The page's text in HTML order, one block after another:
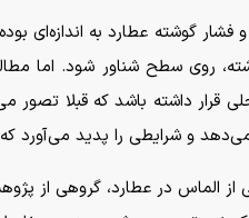
گوشته عطارد به اندازه‌ای
از محلی قرار داشته باشد که
و شرایطی را پدید می‌آورد
الماس در عطارد، گروهی از